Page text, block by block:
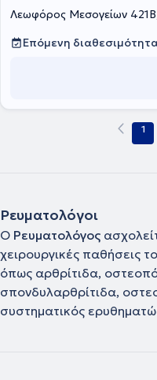
αντιφωσφολιπιδικό
Ρευματολογικής Εταιρείας.
φροντίδα στον τομέα της
Λεωφόρος Μεσογείων
Επόμενη
1
Ρευματολόγοι
Ο Ρευματολόγος
χειρουργικές παθήσεις
όπως αρθρίτιδα,
σπονδυλαρθρίτιδα,
συστηματικός